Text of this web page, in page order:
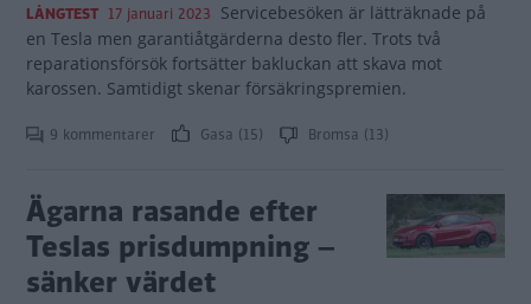
LÅNGTEST 17 januari 2023 Servicebesöken är lätträknade på
en Tesla men garantiåtgärderna desto fler. Trots två
reparationsförsök fortsätter bakluckan att skava mot
karossen. Samtidigt skenar försäkringspremien.
9 kommentarer Gasa (15) Bromsa (13)
Ägarna rasande efter
Teslas prisdumpning –
sänker värdet